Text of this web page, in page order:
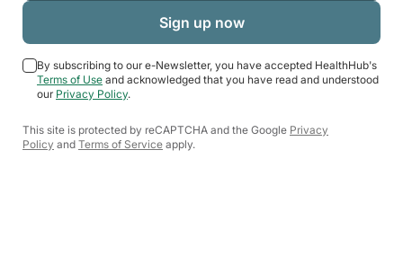
By subscribing to our e-Newsletter, you have accepted HealthHub's
Terms of Use and acknowledged that you have read and understood
our Privacy Policy.
This site is protected by reCAPTCHA and the Google Privacy
Policy and Terms of Service apply.